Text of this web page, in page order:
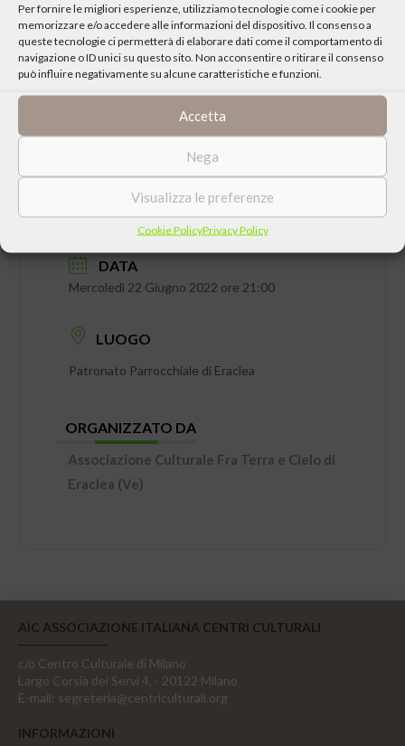
Per fornire le migliori esperienze, utilizziamo tecnologie come i cookie per
memorizzare e/o accedere alle informazioni del dispositivo. Il consenso a
queste tecnologie ci permetterà di elaborare dati come il comportamento di
navigazione o ID unici su questo sito. Non acconsentire o ritirare il consenso
può influire negativamente su alcune caratteristiche e funzioni.
Accetta
Nega
Visualizza le preferenze
Cookie PolicyPrivacy Policy
CONDIVIDI QUESTO EVENTO
DATA
Mercoledì 22 Giugno 2022 ore 21:00
LUOGO
Patronato Parrocchiale di Eraclea
ORGANIZZATO DA
Associazione Culturale Fra Terra e Cielo di
Eraclea (Ve)
AIC ASSOCIAZIONE ITALIANA CENTRI CULTURALI
c/o Centro Culturale di Milano
Largo Corsia dei Servi 4, - 20122 Milano
E-mail: segreteria@centriculturali.org
INFORMAZIONI